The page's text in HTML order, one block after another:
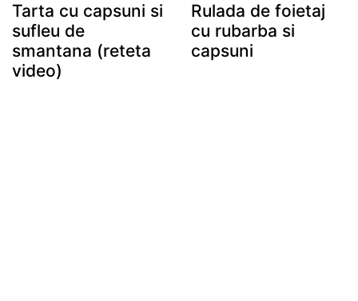
Tarta cu capsuni si
sufleu de
smantana (reteta
video)
Rulada de foietaj
cu rubarba si
capsuni